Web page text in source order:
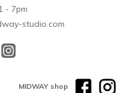
- 7pm
studio.com
MIDWAY shop